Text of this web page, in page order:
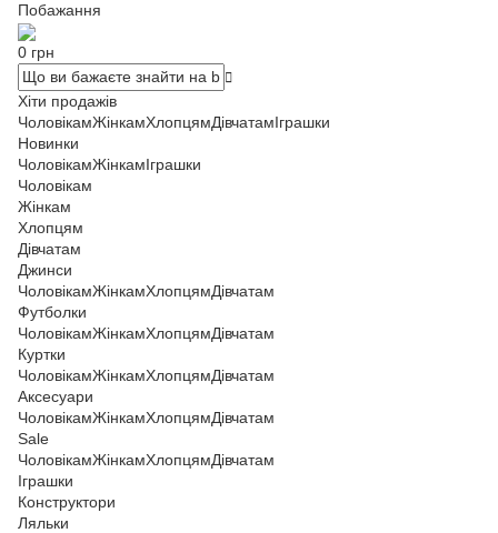
Побажання
0 грн
Хіти продажів
ЧоловікамЖінкамХлопцямДівчатамІграшки
Новинки
ЧоловікамЖінкамІграшки
Чоловікам
Жінкам
Хлопцям
Дівчатам
Джинси
ЧоловікамЖінкамХлопцямДівчатам
Футболки
ЧоловікамЖінкамХлопцямДівчатам
Куртки
ЧоловікамЖінкамХлопцямДівчатам
Аксесуари
ЧоловікамЖінкамХлопцямДівчатам
Sale
ЧоловікамЖінкамХлопцямДівчатам
Іграшки
Конструктори
Ляльки